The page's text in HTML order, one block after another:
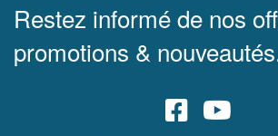
Restez informé de nos
promotions &